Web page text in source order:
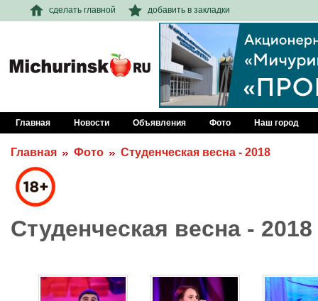
сделать главной добавить в закладки
Главная Новости Объявления Фото Наш город
Главная Фото Студенческая весна - 2018
Студенческая весна - 2018